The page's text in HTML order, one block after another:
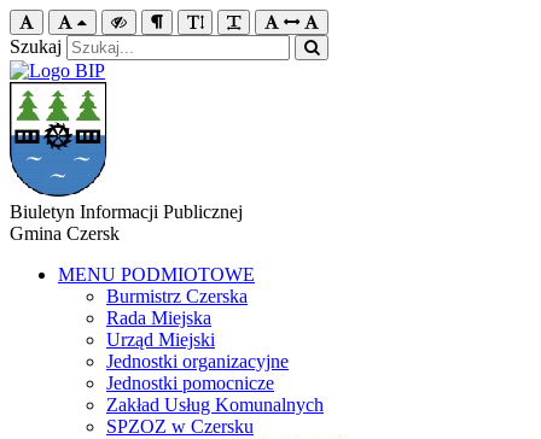
Szukaj
Biuletyn Informacji Publicznej
Gmina Czersk
MENU PODMIOTOWE
Burmistrz Czerska
Rada Miejska
Urząd Miejski
Jednostki organizacyjne
Jednostki pomocnicze
Zakład Usług Komunalnych
SPZOZ w Czersku